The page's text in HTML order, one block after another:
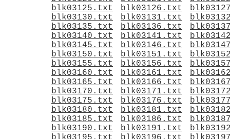
blk03125.txt
blk03126.txt
blk03130.txt
blk03131.txt
blk03135.txt
blk03136.txt
blk03140.txt
blk03141.txt
blk03145.txt
blk03146.txt
blk03150.txt
blk03151.txt
blk03155.txt
blk03156.txt
blk03160.txt
blk03161.txt
blk03165.txt
blk03166.txt
blk03170.txt
blk03171.txt
blk03175.txt
blk03176.txt
blk03180.txt
blk03181.txt
blk03185.txt
blk03186.txt
blk03190.txt
blk03191.txt